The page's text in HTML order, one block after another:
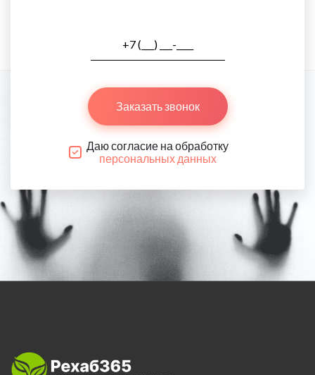
Заказать звонок
Даю согласие на обработку
персональных данных